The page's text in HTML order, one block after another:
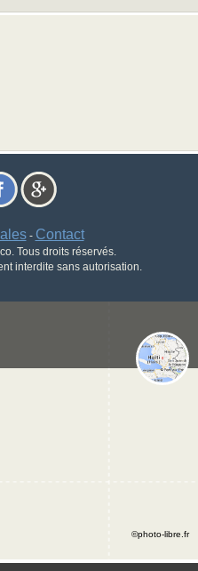
- Contact
Tous droits réservés.
interdite sans autorisation.
©photo-libre.fr